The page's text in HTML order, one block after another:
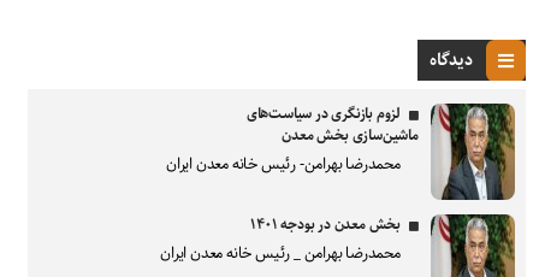
دیدگاه
لزوم بازنگری در سیاست‌های
ماشین‌سازی بخش معدن
محمدرضا بهرامن- رئیس خانه معدن ایران
بخش معدن در بودجه ۱۴۰۱
محمدرضا بهرامن _ رئیس خانه معدن ایران